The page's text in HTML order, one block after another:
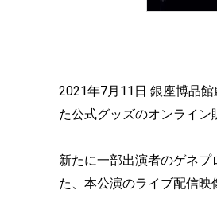
2021年7月11日 銀座博品
た公式グッズのオンライン
新たに一部出演者のゲネ
た、本公演のライブ配信